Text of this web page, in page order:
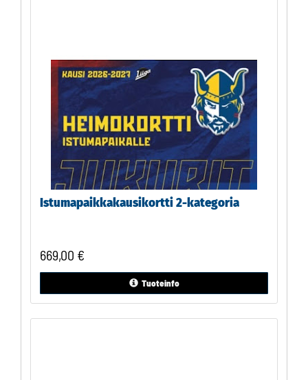
Istumapaikkakausikortti 2-kategoria
669,00 €
Tuoteinfo